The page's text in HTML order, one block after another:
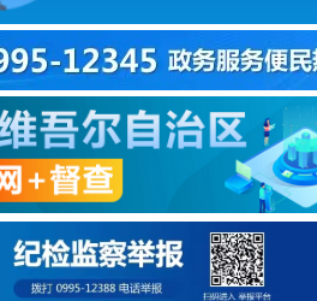
百里风区公路极端天气防范应对规定
城镇居民住宅小区电动车停放充电消
网赌软件住宅小区公共收益使用管